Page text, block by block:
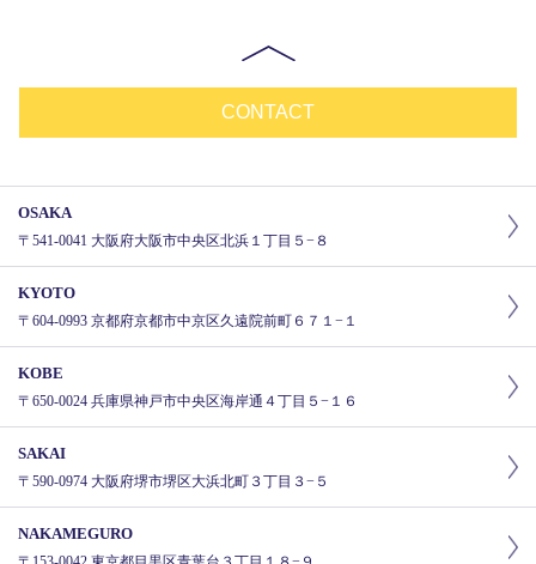
CONTACT
OSAKA
〒541-0041 大阪府大阪市中央区北浜１丁目５−８
KYOTO
〒604-0993 京都府京都市中京区久遠院前町６７１−１
KOBE
〒650-0024 兵庫県神戸市中央区海岸通４丁目５−１６
SAKAI
〒590-0974 大阪府堺市堺区大浜北町３丁目３−５
NAKAMEGURO